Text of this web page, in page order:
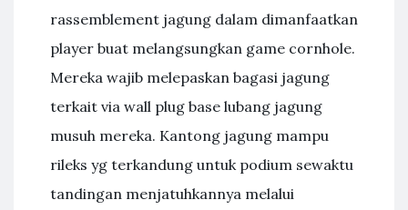
rassemblement jagung dalam dimanfaatkan
player buat melangsungkan game cornhole.
Mereka wajib melepaskan bagasi jagung
terkait via wall plug base lubang jagung
musuh mereka. Kantong jagung mampu
rileks yg terkandung untuk podium sewaktu
tandingan menjatuhkannya melalui